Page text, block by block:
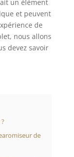
un élément
et peuvent
de
nous allons
devez savoir
de